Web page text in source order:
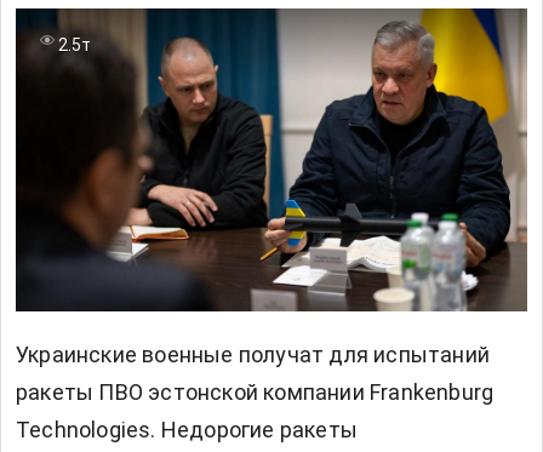
2.5т
Украинские военные получат для испытаний
ракеты ПВО эстонской компании Frankenburg
Technologies. Недорогие ракеты